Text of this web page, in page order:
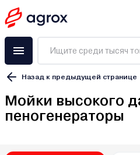
Назад к предыдущей странице
Мойки высокого
пеногенераторы